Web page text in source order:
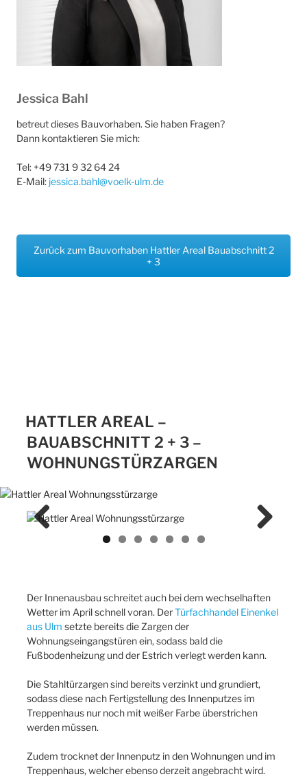
Jessica Bahl
betreut dieses Bauvorhaben. Sie haben Fragen?
Dann kontaktieren Sie mich:
Tel: +49 731 9 32 64 24
E-Mail: jessica.bahl@voelk-ulm.de
Zurück zum Bauvorhaben Hattler Areal Bauabschnitt 2
+ 3
HATTLER AREAL –
BAUABSCHNITT 2 + 3 –
WOHNUNGSTÜRZARGEN
Der Innenausbau schreitet auch bei dem wechselhaften
Wetter im April schnell voran. DerTürfachhandel Einenkel
aus Ulm setzte bereits die Zargen der
Wohnungseingangstüren ein, sodass bald die
Fußbodenheizung und der Estrich verlegt werden kann.
Die Stahltürzargen sind bereits verzinkt und grundiert,
sodass diese nach Fertigstellung des Innenputzes im
Treppenhaus nur noch mit weißer Farbe überstrichen
werden müssen.
Zudem trocknet der Innenputz in den Wohnungen und im
Treppenhaus, welcher ebenso derzeit angebracht wird.